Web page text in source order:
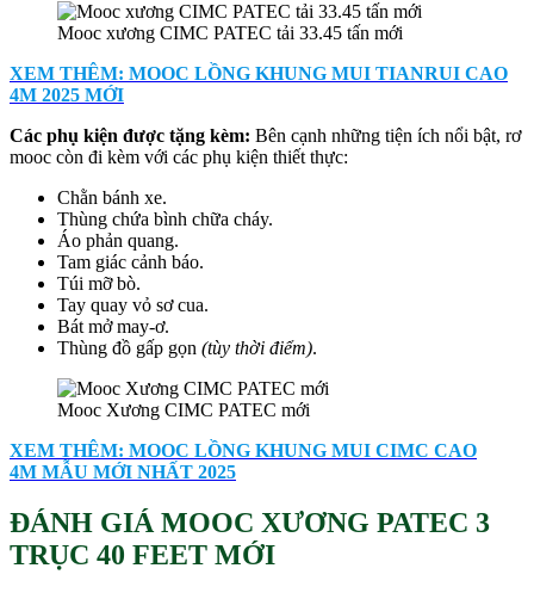
Mooc xương CIMC PATEC tải 33.45 tấn mới
XEM THÊM: MOOC LỒNG KHUNG MUI TIANRUI CAO
4M 2025 MỚI
Các phụ kiện được tặng kèm: Bên cạnh những tiện ích nổi bật, rơ
mooc còn đi kèm với các phụ kiện thiết thực:
Chằn bánh xe.
Thùng chứa bình chữa cháy.
Áo phản quang.
Tam giác cảnh báo.
Túi mỡ bò.
Tay quay vỏ sơ cua.
Bát mở may-ơ.
Thùng đồ gấp gọn (tùy thời điểm).
Mooc Xương CIMC PATEC mới
XEM THÊM: MOOC LỒNG KHUNG MUI CIMC CAO
4M MẪU MỚI NHẤT 2025
ĐÁNH GIÁ MOOC XƯƠNG PATEC 3
TRỤC 40 FEET MỚI